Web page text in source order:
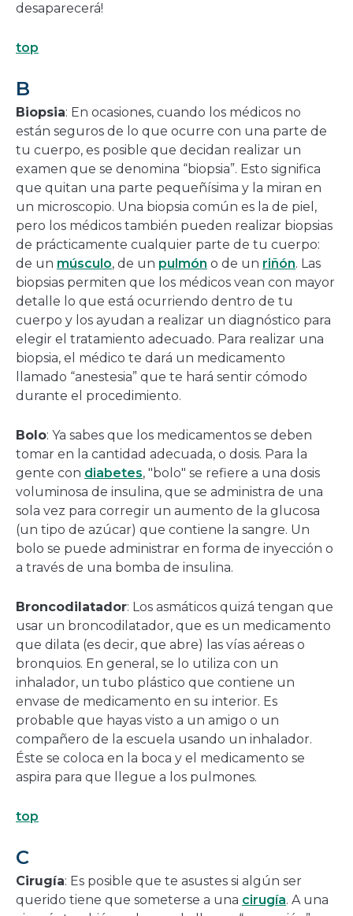
desaparecerá!
top
B
Biopsia: En ocasiones, cuando los médicos no
están seguros de lo que ocurre con una parte de
tu cuerpo, es posible que decidan realizar un
examen que se denomina “biopsia”. Esto significa
que quitan una parte pequeñísima y la miran en
un microscopio. Una biopsia común es la de piel,
pero los médicos también pueden realizar biopsias
de prácticamente cualquier parte de tu cuerpo:
de un músculo, de un pulmón o de un riñón. Las
biopsias permiten que los médicos vean con mayor
detalle lo que está ocurriendo dentro de tu
cuerpo y los ayudan a realizar un diagnóstico para
elegir el tratamiento adecuado. Para realizar una
biopsia, el médico te dará un medicamento
llamado “anestesia” que te hará sentir cómodo
durante el procedimiento.
Bolo: Ya sabes que los medicamentos se deben
tomar en la cantidad adecuada, o dosis. Para la
gente con diabetes, "bolo" se refiere a una dosis
voluminosa de insulina, que se administra de una
sola vez para corregir un aumento de la glucosa
(un tipo de azúcar) que contiene la sangre. Un
bolo se puede administrar en forma de inyección o
a través de una bomba de insulina.
Broncodilatador: Los asmáticos quizá tengan que
usar un broncodilatador, que es un medicamento
que dilata (es decir, que abre) las vías aéreas o
bronquios. En general, se lo utiliza con un
inhalador, un tubo plástico que contiene un
envase de medicamento en su interior. Es
probable que hayas visto a un amigo o un
compañero de la escuela usando un inhalador.
Éste se coloca en la boca y el medicamento se
aspira para que llegue a los pulmones.
top
C
Cirugía: Es posible que te asustes si algún ser
querido tiene que someterse a una cirugía. A una